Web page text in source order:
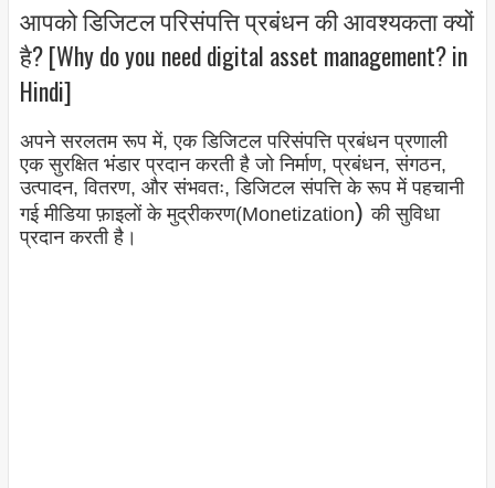
आपको डिजिटल परिसंपत्ति प्रबंधन की आवश्यकता क्यों
है? [Why do you need digital asset management? in
Hindi]
अपने सरलतम रूप में, एक डिजिटल परिसंपत्ति प्रबंधन प्रणाली
एक सुरक्षित भंडार प्रदान करती है जो निर्माण, प्रबंधन, संगठन,
उत्पादन, वितरण, और संभवतः, डिजिटल संपत्ति के रूप में पहचानी
गई मीडिया फ़ाइलों के मुद्रीकरण(Monetization)की सुविधा
प्रदान करती है।